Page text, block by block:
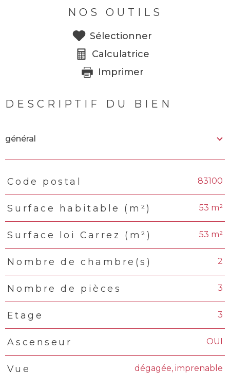
NOS OUTILS
Sélectionner
Calculatrice
Imprimer
DESCRIPTIF DU BIEN
général
TRAD_PAMPERO_Caracteristique
Code postal 83100
Surface habitable (m²) 53 m²
Surface loi Carrez (m²) 53 m²
Nombre de chambre(s) 2
Nombre de pièces 3
Etage 3
Ascenseur OUI
Vue dégagée, imprenable